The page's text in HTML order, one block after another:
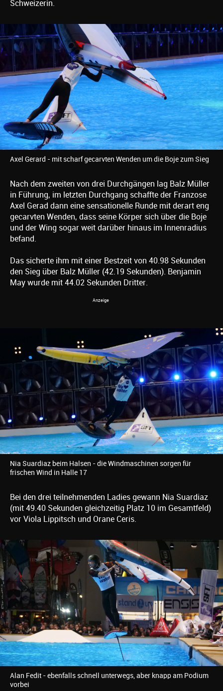
Schweizerin.
Axel Gerard - mit scharf gecarvten Wenden um die Boje zum Sieg
Nach dem zweiten von drei Durchgängen lag Balz Müller
in Führung, im letzten Durchgang schaffte der Franzose
Axel Gerad dann eine sensationelle Runde mit derart eng
gecarvten Wenden, dass seine Körper sich über die Boje
und der Wing sogar weit darüber hinaus im Innenradius
befand.
Das sicherte ihm mit einer Bestzeit von 40.98 Sekunden
den Sieg über Balz Müller (42.19 Sekunden). Benjamin
May wurde mit 44.02 Sekunden Dritter.
Nia Suardiaz beim Halsen - die Windmaschinen sorgen für
frischen Wind in Halle 17
Bei den drei teilnehmenden Ladies gewann Nia Suardiaz
(mit 49.40 Sekunden gleichzeitig Platz 10 im Gesamtfeld)
vor Viola Lippitsch und Orane Ceris.
Alan Fedit - ebenfalls schnell unterwegs, aber knapp am Podium
vorbei